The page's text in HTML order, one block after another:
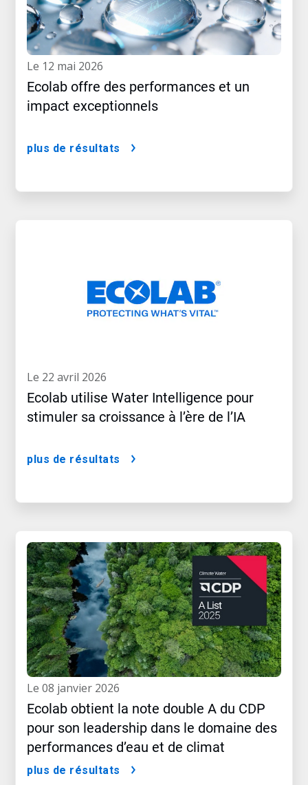
le 12 mai 2026
Ecolab offre des performances et un
impact exceptionnels
plus de résultats
le 22 avril 2026
Ecolab utilise Water Intelligence pour
stimuler sa croissance à l’ère de l’IA
plus de résultats
le 08 janvier 2026
Ecolab obtient la note double A du CDP
pour son leadership dans le domaine des
performances d’eau et de climat
plus de résultats